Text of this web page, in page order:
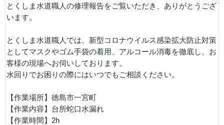
とくしま水道職人の修理報告をご覧いただき、ありがとうござ
います。
とくしま水道職人では、新型コロナウイルス感染拡大防止対策
としてマスクやゴム手袋の着用、アルコール消毒を徹底し、お
客様の現場へお伺いしております。
水回りでお困りの際にはいつでもご相談ください。
【作業場所】徳島市一宮町
【作業内容】台所蛇口水漏れ
【作業時間】2h